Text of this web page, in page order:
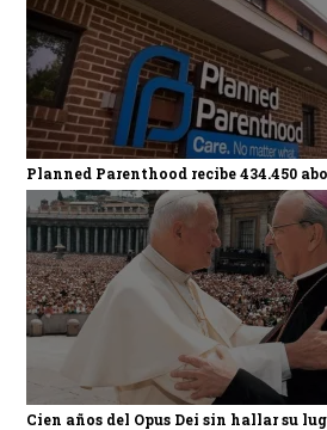
Planned Parenthood recibe 434.450
Cien años del Opus Dei sin hallar su